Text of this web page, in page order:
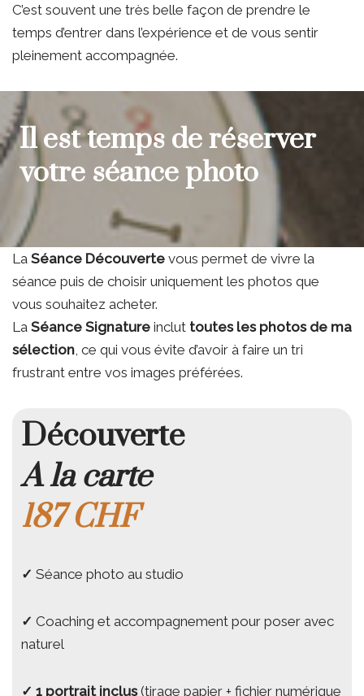
C’est souvent une très belle façon de prendre le
temps d’entrer dans l’expérience et de vous sentir
pleinement accompagnée.
Il est temps de réserver
votre séance photo
La Séance Découverte vous permet de vivre la
séance puis de choisir uniquement les photos que
vous souhaitez acheter.
La Séance Signature inclut toutes les photos de ma
sélection , ce qui vous évite d’avoir à faire un tri
frustrant entre vos images préférées.
Découverte
A la carte
187 CHF
✓ Séance photo au studio
✓ Coaching et accompagnement pour poser avec
naturel
✓ 1 portrait inclus(tirage papier + fichier numérique